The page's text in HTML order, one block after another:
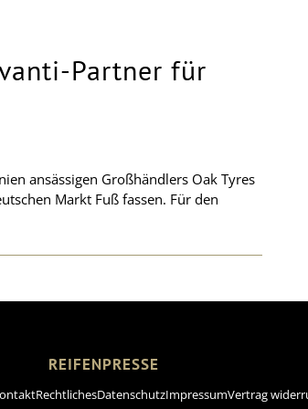
Partner für
ansässigen Großhändlers Oak Tyres
Markt Fuß fassen. Für den
REIFENPRESSE
RechtlichesDatenschutzImpressumVertrag